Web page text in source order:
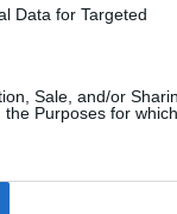
Data for Targeted
Sale, and/or
Purposes for
ακόμα
γονείς
μάλλινες
τη